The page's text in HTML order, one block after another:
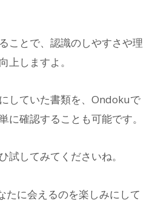
ことで、認識のしやすさや理
上しますよ。
していた書類を、Ondokuで
に確認することも可能です。
試してみてくださいね。
に会えるのを楽しみにして